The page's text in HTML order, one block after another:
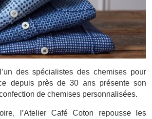
des spécialistes des chemises pour
depuis près de 30 ans présente son
de chemises personnalisées.
l’Atelier Café Coton repousse les